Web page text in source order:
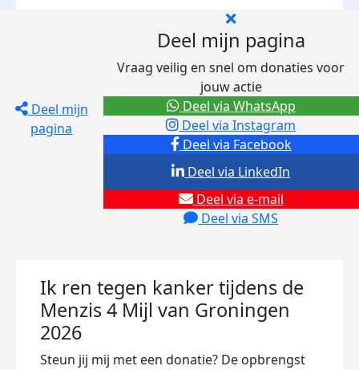
Deel mijn
pagina
Deel mijn pagina
Vraag veilig en snel om donaties voor
jouw actie
Deel via Facebook
Deel via Instagram
Deel via e-mail
Deel via SMS
Deel via LinkedIn
Deel via WhatsApp
Ik ren tegen kanker tijdens de
Menzis 4 Mijl van Groningen
2026
Steun jij mij met een donatie? De opbrengst